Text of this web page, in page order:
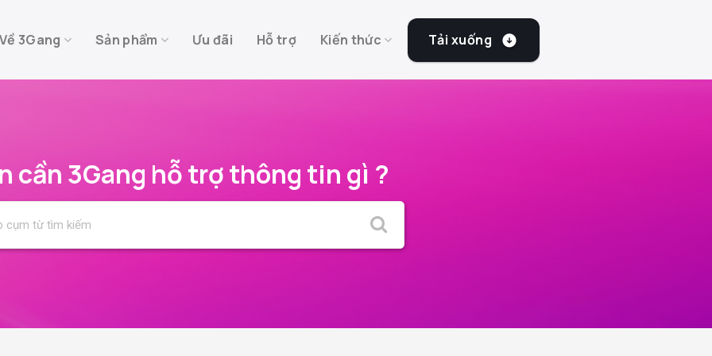
Về 3Gang Sản phẩm Ưu đãi Hỗ trợ Kiến thức Tải xuống
cần 3Gang hỗ trợ thông tin gì ?